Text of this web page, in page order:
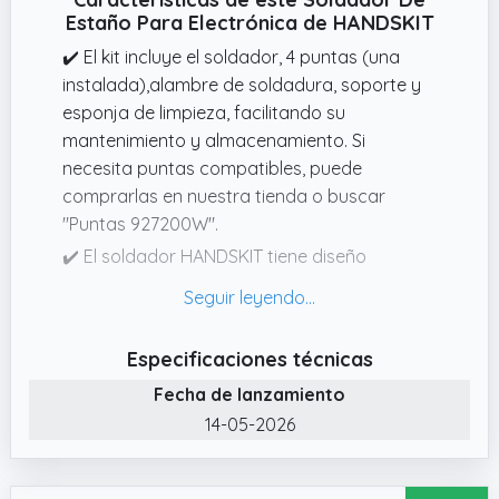
Estaño Para Electrónica de HANDSKIT
✔️ El kit incluye el soldador, 4 puntas (una
instalada),alambre de soldadura, soporte y
esponja de limpieza, facilitando su
mantenimiento y almacenamiento. Si
necesita puntas compatibles, puede
comprarlas en nuestra tienda o buscar
"Puntas 927200W".
✔️ El soldador HANDSKIT tiene diseño
aislamiento para reducir la fatiga. Incluye 4
✔️ El soldador digital HANDSKIT de 200W se
calienta en 5 segundos con su núcleo
cerámico, ideal para áreas grandes,
materiales gruesos y tareas de alta
Especificaciones técnicas
Fecha de lanzamiento
14-05-2026